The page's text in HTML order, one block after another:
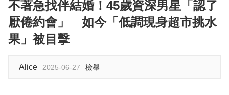
M
u
t
不著急找伴結婚！45歲資深男星「認了
厭倦約會」 如今「低調現身超市挑水
果」被目擊
Alice 2025-06-27 檢舉